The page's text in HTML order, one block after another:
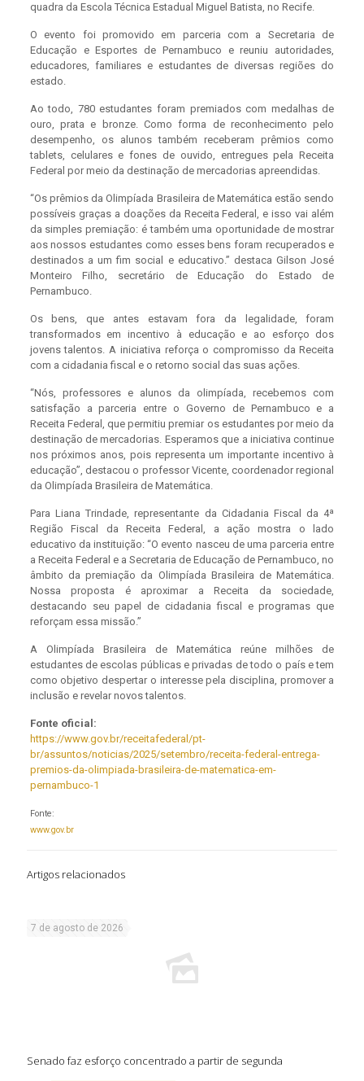
quadra da Escola Técnica Estadual Miguel Batista, no Recife.
O evento foi promovido em parceria com a Secretaria de
Educação e Esportes de Pernambuco e reuniu autoridades,
educadores, familiares e estudantes de diversas regiões do
estado.
Ao todo, 780 estudantes foram premiados com medalhas de
ouro, prata e bronze. Como forma de reconhecimento pelo
desempenho, os alunos também receberam prêmios como
tablets, celulares e fones de ouvido, entregues pela Receita
Federal por meio da destinação de mercadorias apreendidas.
“Os prêmios da Olimpíada Brasileira de Matemática estão sendo
possíveis graças a doações da Receita Federal, e isso vai além
da simples premiação: é também uma oportunidade de mostrar
aos nossos estudantes como esses bens foram recuperados e
destinados a um fim social e educativo.” destaca Gilson José
Monteiro Filho, secretário de Educação do Estado de
Pernambuco.
Os bens, que antes estavam fora da legalidade, foram
transformados em incentivo à educação e ao esforço dos
jovens talentos. A iniciativa reforça o compromisso da Receita
com a cidadania fiscal e o retorno social das suas ações.
“Nós, professores e alunos da olimpíada, recebemos com
satisfação a parceria entre o Governo de Pernambuco e a
Receita Federal, que permitiu premiar os estudantes por meio da
destinação de mercadorias. Esperamos que a iniciativa continue
nos próximos anos, pois representa um importante incentivo à
educação”, destacou o professor Vicente, coordenador regional
da Olimpíada Brasileira de Matemática.
Para Liana Trindade, representante da Cidadania Fiscal da 4ª
Região Fiscal da Receita Federal, a ação mostra o lado
educativo da instituição: “O evento nasceu de uma parceria entre
a Receita Federal e a Secretaria de Educação de Pernambuco, no
âmbito da premiação da Olimpíada Brasileira de Matemática.
Nossa proposta é aproximar a Receita da sociedade,
destacando seu papel de cidadania fiscal e programas que
reforçam essa missão.”
A Olimpíada Brasileira de Matemática reúne milhões de
estudantes de escolas públicas e privadas de todo o país e tem
como objetivo despertar o interesse pela disciplina, promover a
inclusão e revelar novos talentos.
Fonte oficial:
https://www.gov.br/receitafederal/pt-
br/assuntos/noticias/2025/setembro/receita-federal-entrega-
premios-da-olimpiada-brasileira-de-matematica-em-
pernambuco-1
Fonte:
www.gov.br
Artigos relacionados
7 de agosto de 2026
Senado faz esforço concentrado a partir de segunda